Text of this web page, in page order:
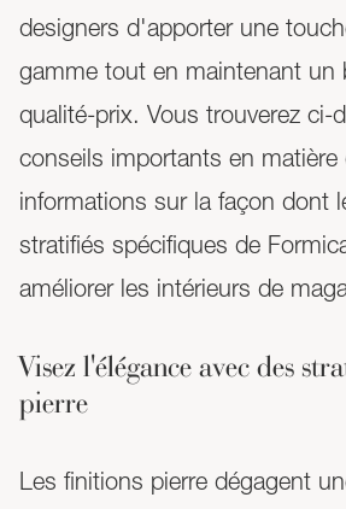
designers d'apporter une
gamme tout en maintenant un
qualité-prix. Vous trouverez ci-
conseils importants en
informations sur la façon dont
stratifiés spécifiques de
améliorer les intérieurs de
Visez l'élégance avec des
pierre
Les finitions pierre dégagent